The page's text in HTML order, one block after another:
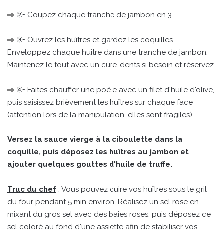
②• Coupez chaque tranche de jambon en 3.
③• Ouvrez les huîtres et gardez les coquilles.
Enveloppez chaque huître dans une tranche de jambon.
Maintenez le tout avec un cure-dents si besoin et réservez.
④• Faites chauffer une poêle avec un filet d'huile d'olive,
puis saisissez brièvement les huîtres sur chaque face
(attention lors de la manipulation, elles sont fragiles).
Versez la sauce vierge à la ciboulette dans la
coquille, puis déposez les huîtres au jambon et
ajouter quelques gouttes d'huile de truffe.
Truc du chef : Vous pouvez cuire vos huîtres sous le gril
du four pendant 5 min environ. Réalisez un sel rose en
mixant du gros sel avec des baies roses, puis déposez ce
sel coloré au fond d'une assiette afin de stabiliser vos